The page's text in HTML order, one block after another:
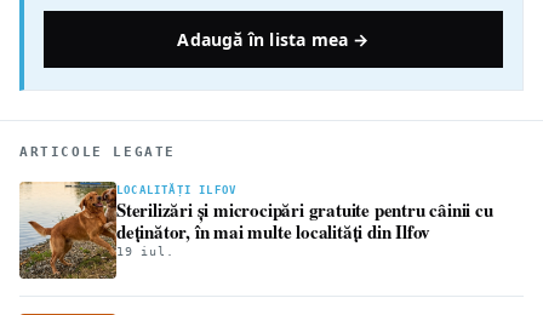
Adaugă în lista mea →
ARTICOLE LEGATE
LOCALITĂȚI ILFOV
Sterilizări și microcipări gratuite pentru câinii cu
deținător, în mai multe localități din Ilfov
19 iul.